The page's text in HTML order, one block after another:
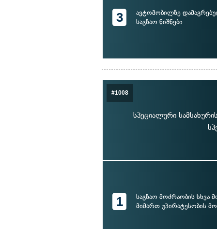
3
ავტომობილზე
საგზაო ნიშნები
#1008
სპეციალური
1
საგზაო მოძრაობის სხვა
მიმართ უპირატესობის